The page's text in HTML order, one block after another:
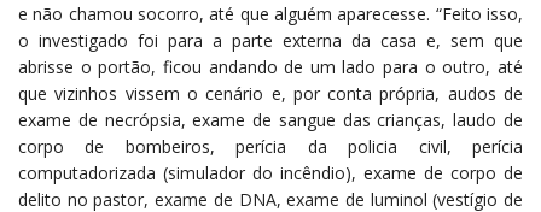
e não chamou socorro, até que alguém aparecesse. “Feito isso,
o investigado foi para a parte externa da casa e, sem que
abrisse o portão, ficou andando de um lado para o outro, até
que vizinhos vissem o cenário e, por conta própria, audos de
exame de necrópsia, exame de sangue das crianças, laudo de
corpo de bombeiros, perícia da policia civil, perícia
computadorizada (simulador do incêndio), exame de corpo de
delito no pastor, exame de DNA, exame de luminol (vestígio de